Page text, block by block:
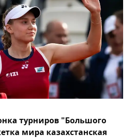
турниров "Большого
мира казахстанская